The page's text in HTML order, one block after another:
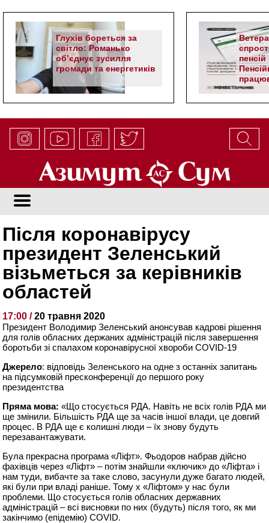
Глухів бореться за
світло: Романько
об’єднує зусилля
громади та енергетиків
Після коронавірусу
президент Зеленський
візьметься за керівників
областей
17:00 /20 травня 2020
Президент Володимир Зеленський анонсував кадрові рішення
для голів обласних держаних адміністрацій після завершення
боротьби зі спалахом коронавірусної хвороби COVID-19
Джерело: відповідь Зеленського на одне з останніх запитань
на підсумковій пресконференції до першого року
президентства
Пряма мова:«Що стосується РДА. Навіть не всіх голів РДА ми
ще змінили. Більшість РДА ще за часів іншої влади, це довгий
процес. В РДА ще є колишні люди – їх знову будуть
перезавантажувати.
Була прекрасна програма «Ліфт». Фьодоров набрав дійсно
фахівців через «Ліфт» – потім знайшли «ключик» до «Ліфта» і
нам туди, вибачте за таке слово, засунули дуже багато людей,
які були при владі раніше. Тому х «Ліфтом» у нас були
проблеми. Що стосується голів обласних державних
адміністрацій – всі висновки по них (будуть) після того, як ми
закінчимо (епідемію) COVID.